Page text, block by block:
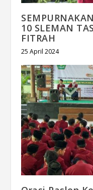
10 SLEMAN
FITRAH
25 April 2024